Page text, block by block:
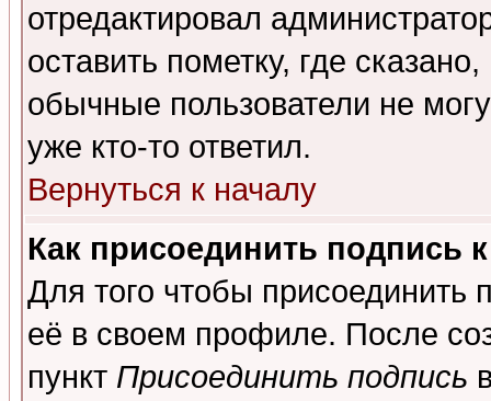
отредактировал
оставить пометку, где
обычные пользователи не
уже кто-то ответил.
Вернуться к началу
Как присоединить подпись
Для того чтобы присоединить
её в своем профиле. После
пункт Присоединить подпись